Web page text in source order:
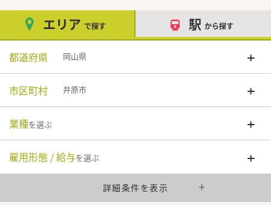
エリア で探す 駅 から探す
都道府県 岡山県
市区町村 井原市
業種を選ぶ
雇用形態 / 給与を選ぶ
詳細条件を表示